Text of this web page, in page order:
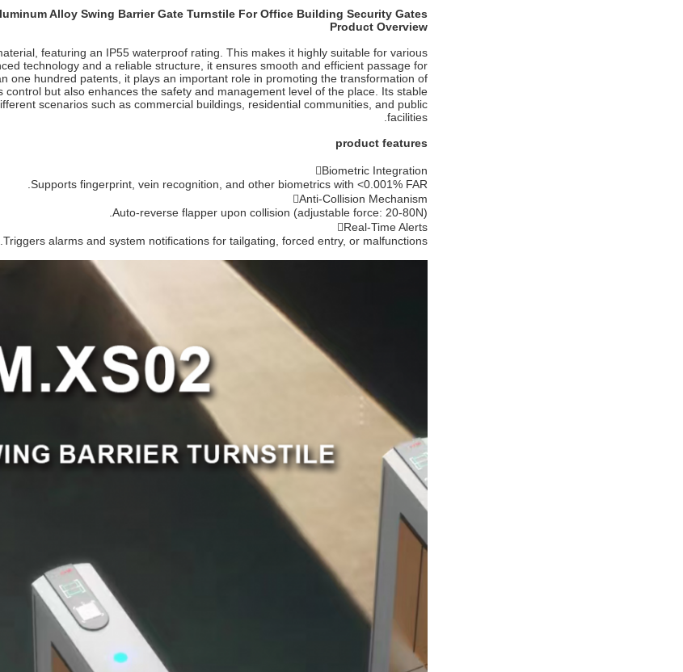
Alloy Swing Barrier Gate Turnstile For Office Building Security Gates
Product Overview
featuring an IP55 waterproof rating. This makes it highly suitable for various
technology and a reliable structure, it ensures smooth and efficient passage for
one hundred patents, it plays an important role in promoting the transformation of
but also enhances the safety and management level of the place. Its stable
scenarios such as commercial buildings, residential communities, and public
facilities.
product features
Biometric Integration
Supports fingerprint, vein recognition, and other biometrics with <0.001% FAR.
Anti-Collision Mechanism
Auto-reverse flapper upon collision (adjustable force: 20-80N).
Real-Time Alerts
Triggers alarms and system notifications for tailgating, forced entry, or malfunctions.